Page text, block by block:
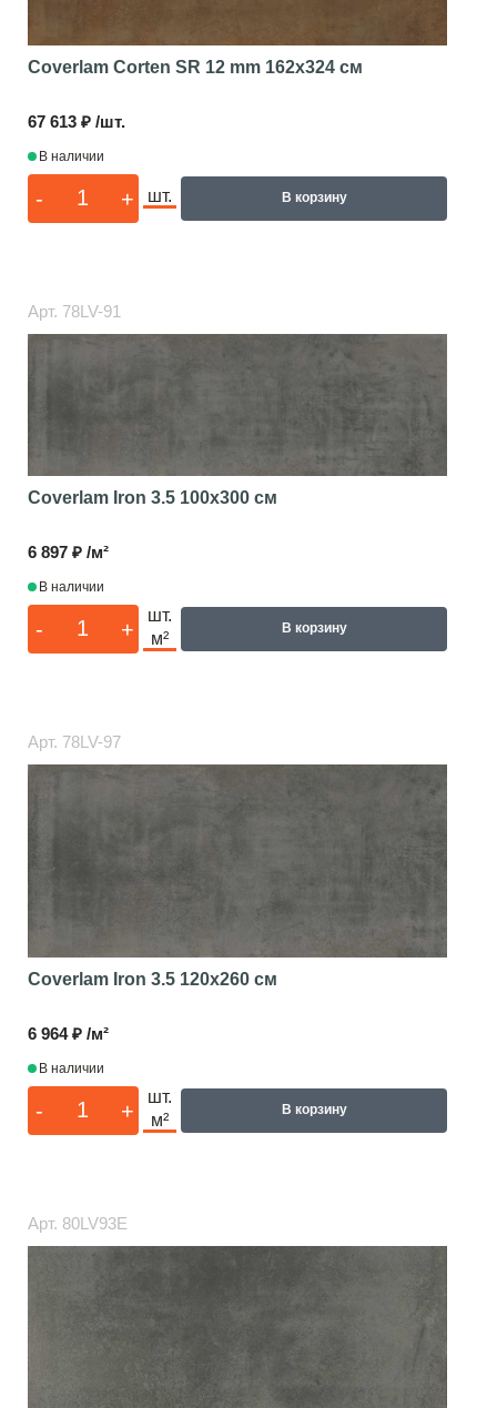
Coverlam Corten SR 12 mm 162x324 см
67 613 ₽ /шт.
В наличии
- + шт. В корзину
Арт. 78LV-91
Coverlam Iron 3.5 100x300 см
6 897 ₽ /м²
В наличии
- +
шт.
м²
В корзину
Арт. 78LV-97
Coverlam Iron 3.5 120x260 см
6 964 ₽ /м²
В наличии
- +
шт.
м²
В корзину
Арт. 80LV93E